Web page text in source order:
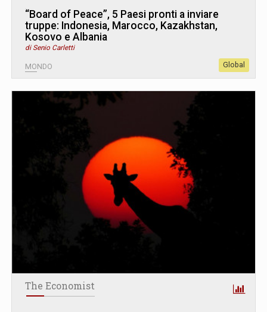
“Board of Peace”, 5 Paesi pronti a inviare
truppe: Indonesia, Marocco, Kazakhstan,
Kosovo e Albania
di Senio Carletti
MONDO Global
The Economist